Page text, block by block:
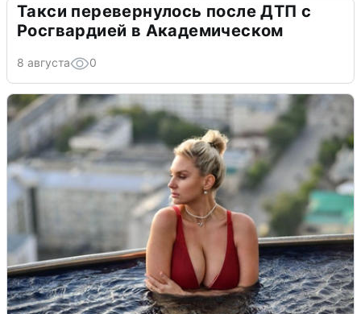
Такси перевернулось после ДТП с
Росгвардией в Академическом
8 августа 0